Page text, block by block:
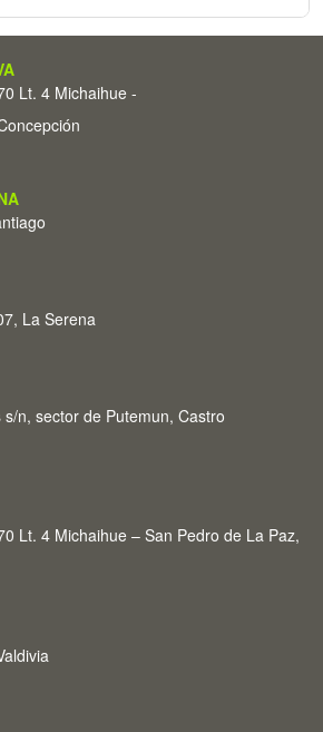
Lt. 4 Michaihue -
La Serena
n, sector de Putemun, Castro
Lt. 4 Michaihue – San Pedro de La Paz,